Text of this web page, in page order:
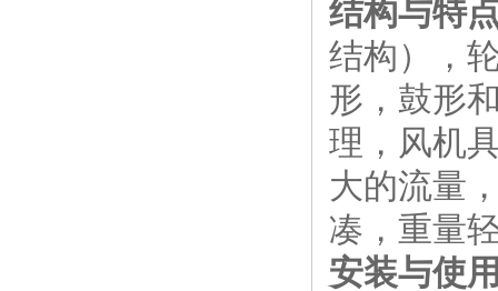
结构与特
结构），
形，鼓形
理，风机
大的流量
凑，重量
安装与使